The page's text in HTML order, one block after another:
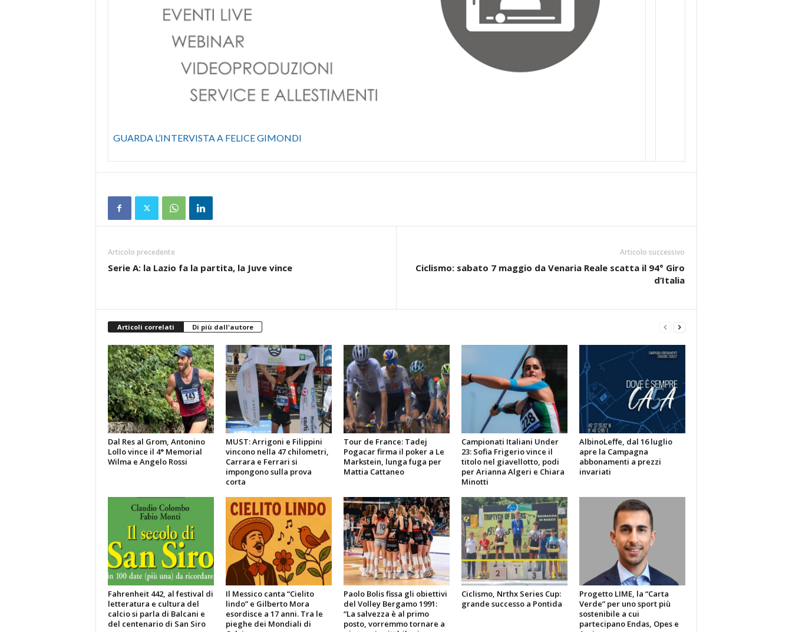
GUARDA L’INTERVISTA A FELICE GIMONDI
Articolo precedente
Serie A: la Lazio fa la partita, la Juve vince
Articolo successivo
Ciclismo: sabato 7 maggio da Venaria Reale scatta il 94° Giro
d’Italia
Articoli correlati Di più dall'autore
Dal Res al Grom, Antonino
Lollo vince il 4° Memorial
Wilma e Angelo Rossi
MUST: Arrigoni e Filippini
vincono nella 47 chilometri,
Carrara e Ferrari si
impongono sulla prova
corta
Tour de France: Tadej
Pogacar firma il poker a Le
Markstein, lunga fuga per
Mattia Cattaneo
Campionati Italiani Under
23: Sofia Frigerio vince il
titolo nel giavellotto, podi
per Arianna Algeri e Chiara
Minotti
AlbinoLeffe, dal 16 luglio
apre la Campagna
abbonamenti a prezzi
invariati
Fahrenheit 442, al festival di
letteratura e cultura del
calcio si parla di Balcani e
del centenario di San Siro
Il Messico canta “Cielito
lindo” e Gilberto Mora
esordisce a 17 anni. Tra le
pieghe dei Mondiali di
Paolo Bolis fissa gli obiettivi
del Volley Bergamo 1991:
“La salvezza è al primo
posto, vorremmo tornare a
Ciclismo, Nrthx Series Cup:
grande successo a Pontida
Progetto LIME, la “Carta
Verde” per uno sport più
sostenibile a cui
partecipano Endas, Opes e